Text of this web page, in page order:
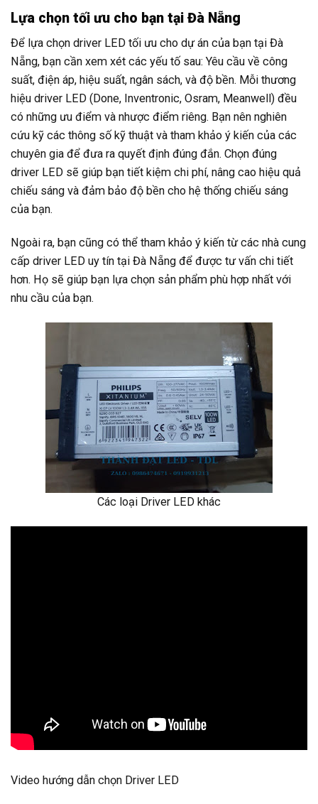
Lựa chọn tối ưu cho bạn tại Đà Nẵng
Để lựa chọn driver LED tối ưu cho dự án của bạn tại Đà
Nẵng, bạn cần xem xét các yếu tố sau: Yêu cầu về công
suất, điện áp, hiệu suất, ngân sách, và độ bền. Mỗi thương
hiệu driver LED (Done, Inventronic, Osram, Meanwell) đều
có những ưu điểm và nhược điểm riêng. Bạn nên nghiên
cứu kỹ các thông số kỹ thuật và tham khảo ý kiến của các
chuyên gia để đưa ra quyết định đúng đắn. Chọn đúng
driver LED sẽ giúp bạn tiết kiệm chi phí, nâng cao hiệu quả
chiếu sáng và đảm bảo độ bền cho hệ thống chiếu sáng
của bạn.
Ngoài ra, bạn cũng có thể tham khảo ý kiến từ các nhà cung
cấp driver LED uy tín tại Đà Nẵng để được tư vấn chi tiết
hơn. Họ sẽ giúp bạn lựa chọn sản phẩm phù hợp nhất với
nhu cầu của bạn.
Các loại Driver LED khác
Video hướng dẫn chọn Driver LED